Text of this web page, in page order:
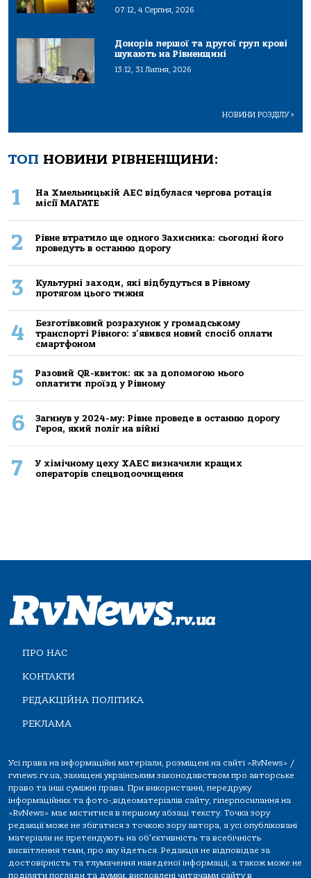
07:12, 4 Серпня, 2026
Донорів першої та другої груп крові
шукають на Рівненщині
13:12, 31 Липня, 2026
НОВИНИ РОЗДІЛУ>
ТОП НОВИНИ РІВНЕНЩИНИ:
1
На Хмельницькій АЕС відбулася чергова ротація
місії МАГАТЕ
2
Рівне втратило ще одного Захисника: сьогодні його
проведуть в останню дорогу
3
Культурні заходи, які відбудуться в Рівному
протягом цього тижня
4
Безготівковий розрахунок у громадському
транспорті Рівного: з'явився новий спосіб оплати
смартфоном
5
Разовий QR-квиток: як за допомогою нього
оплатити проїзд у Рівному
6
Загинув у 2024-му: Рівне проведе в останню дорогу
Героя, який поліг на війні
7
У хімічному цеху ХАЕС визначили кращих
операторів спецводоочищення
ПРО НАС
КОНТАКТИ
РЕДАКЦІЙНА ПОЛІТИКА
РЕКЛАМА
Усі права на інформаційні матеріали, розміщені на сайті «RvNews» /
rvnews.rv.ua, захищені українським законодавством про авторське
право та інші суміжні права. При використанні, передруку
інформаційних та фото-,відеоматеріалів сайту, гіперпосилання на
«RvNews» має міститися в першому абзаці тексту. Точка зору
редакції може не збігатися з точкою зору автора, а усі опубліковані
матеріали не претендують на об'єктивність та всебічність
висвітлення теми, про яку йдеться. Редакція не відповідає за
достовірність та тлумачення наведеної інформації, а також може не
поділяти погляди та думки, висловлені читачами сайту в